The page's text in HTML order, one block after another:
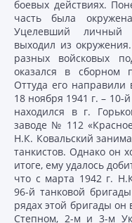
боевых действиях.
часть была
Уцелевший личный
выходил из
разных войсковых
оказался в сборном
Оттуда его направили
18 ноября 1941 г. – 10-
находился в г.
заводе № 112
Н.К. Ковальский
танкистов. Однако он
итоге, ему удалось
что с марта 1942 г.
96-й танковой
рядах этой бригады
Степном, 2-м и 3-м